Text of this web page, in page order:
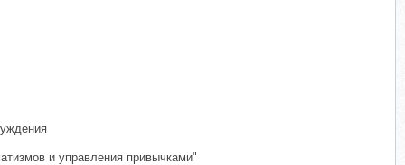
и управления привычками"